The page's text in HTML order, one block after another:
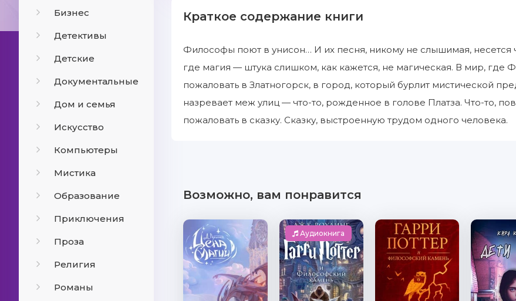
Бизнес
Детективы
Детские
Документальные
Дом и семья
Искусство
Компьютеры
Мистика
Образование
Приключения
Проза
Религия
Романы
Краткое содержание книги
Философы поют в унисон… И их песня, никому не слышимая, несется
где магия — штука слишком, как кажется, не магическая. В мир, где
пожаловать в Златногорск, в город, который бурлит мистической
назревает меж улиц — что-то, рожденное в голове Платза. Что-то,
пожаловать в сказку. Сказку, выстроенную трудом одного человека.
Возможно, вам понравится
Аудиокнига